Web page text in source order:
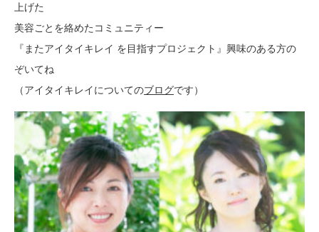
上げた
美容ごとを絡めたコミュニティー
『またアイタイキレイ を目指すプロジェクト』興味のある方の
ぞいてね
（アイタイキレイについてのブログです）